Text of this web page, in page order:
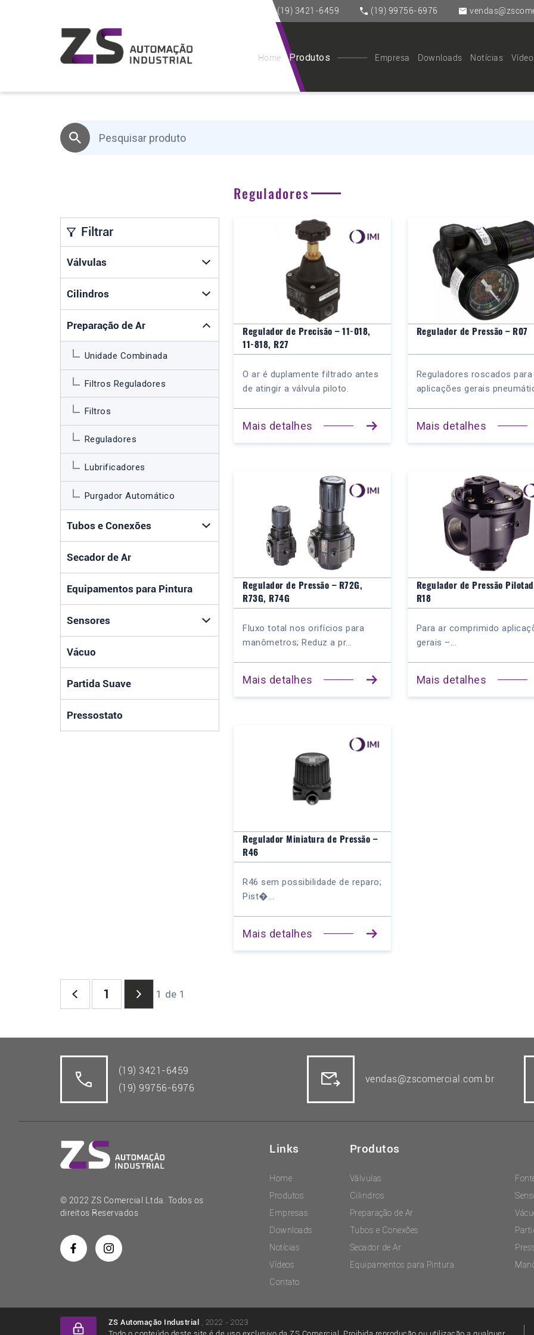
(19) 3421-6459 (19) 99756-6976
Home Produtos Empresa Downloads Notícias
Reguladores
Filtrar
Válvulas
Cilindros
Preparação de Ar
Unidade Combinada
Filtros Reguladores
Filtros
Reguladores
Lubrificadores
Purgador Automático
Tubos e Conexões
Secador de Ar
Equipamentos para Pintura
Sensores
Vácuo
Partida Suave
Pressostato
Regulador de Precisão – 11-018,
11-818, R27
O ar é duplamente filtrado antes
de atingir a válvula piloto.
Mais detalhes
Regulador de Pressão – R07
Reguladores roscados para
aplicações gerais
Mais detalhes
Regulador de Pressão – R72G,
R73G, R74G
Fluxo total nos orifícios para
manômetros; Reduz a pr...
Mais detalhes
Regulador de Pressão
R18
Para ar comprimido
gerais –...
Mais detalhes
Regulador Miniatura de Pressão –
R46
R46 sem possibilidade de reparo;
Pist�...
Mais detalhes
1 1 de 1
(19) 3421-6459
(19) 99756-6976
vendas@zscomercial.com.br
© 2022 ZS Comercial Ltda. Todos os
direitos Reservados
Links
Home
Produtos
Empresas
Downloads
Notícias
Vídeos
Contato
Produtos
Válvulas
Cilindros
Preparação de Ar
Tubos e Conexões
Secador de Ar
Equipamentos para Pintura
ZS Automação Industrial , 2022 - 2023